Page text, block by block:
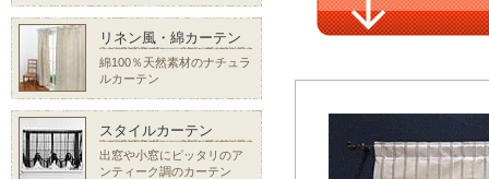
リネン風・綿カーテン
綿100％天然素材のナチュラ
ルカーテン
スタイルカーテン
出窓や小窓にピッタリのア
ンティーク調のカーテン